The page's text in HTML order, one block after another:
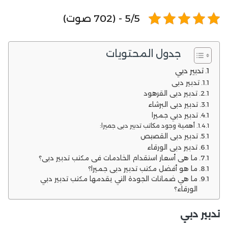
5/5 - (702 صوت)
جدول المحتويات
تدبير دبي
تدبير دبي
تدبير دبي القرهود
تدبير دبي البرشاء
تدبير دبي جميرا
أهمية وجود مكاتب تدبير دبي جميرا:
تدبير دبي القصيص
تدبير دبي الورقاء
ما هي أسعار استقدام الخادمات في مكتب تدبير دبي؟
ما هو أفضل مكتب تدبير دبي جميرا؟
ما هي ضمانات الجودة التي يقدمها مكتب تدبير دبي
الورقاء؟
تدبير دبي